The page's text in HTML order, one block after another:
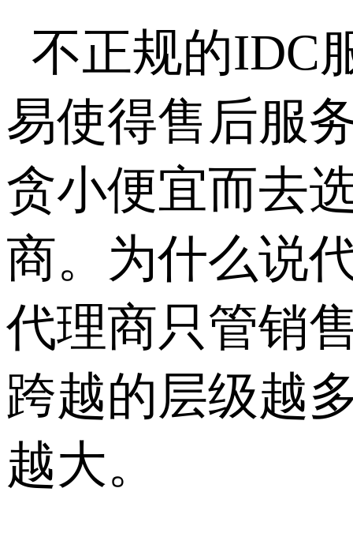
不正规的IDC
易使得售后服
贪小便宜而去
商。为什么说
代理商只管销
跨越的层级越
越大。